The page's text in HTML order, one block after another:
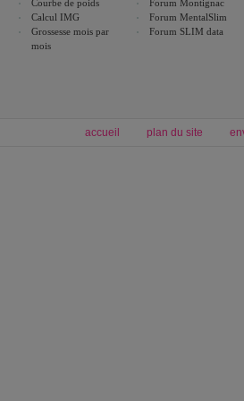
Courbe de poids
Calcul IMG
Grossesse mois par
mois
Forum Montignac
Forum MentalSlim
Forum SLIM data
accueil plan du site